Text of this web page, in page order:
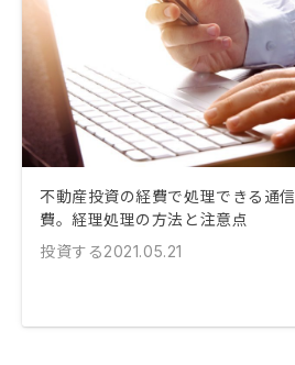
不動産投資の経費で処理できる通信
費。経理処理の方法と注意点
投資する2021.05.21